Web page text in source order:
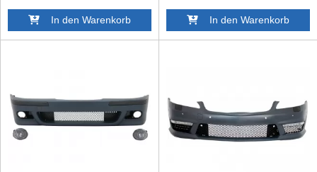
In den Warenkorb In den Warenkorb